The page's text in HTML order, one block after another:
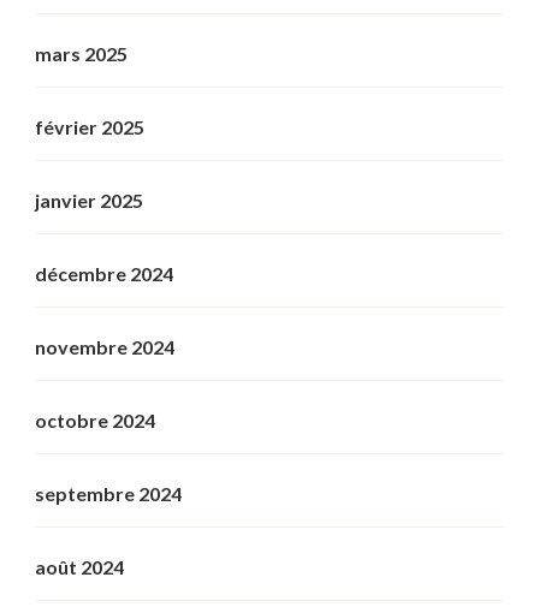
mars 2025
février 2025
janvier 2025
décembre 2024
novembre 2024
octobre 2024
septembre 2024
août 2024